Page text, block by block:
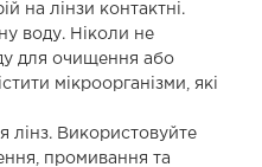
на лінзи контактні.
воду. Ніколи не
для очищення або
мікроорганізми, які
лінз. Використовуйте
промивання та